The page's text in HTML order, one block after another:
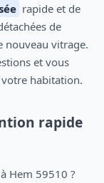
rapide et de
de
nouveau vitrage.
et vous
habitation.
rapide